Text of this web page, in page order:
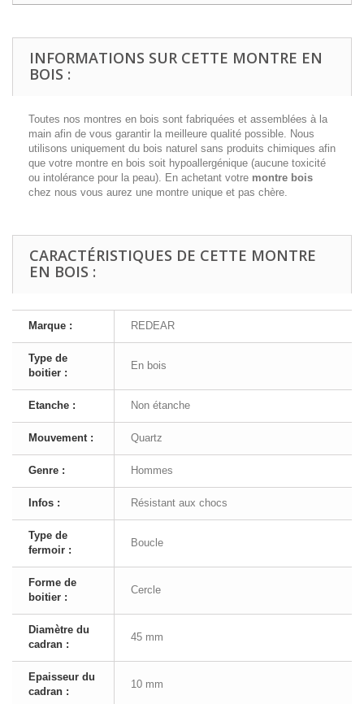
INFORMATIONS SUR CETTE MONTRE EN
BOIS :
Toutes nos montres en bois sont fabriquées et assemblées à la
main afin de vous garantir la meilleure qualité possible. Nous
utilisons uniquement du bois naturel sans produits chimiques afin
que votre montre en bois soit hypoallergénique (aucune toxicité
ou intolérance pour la peau). En achetant votre montre bois
chez nous vous aurez une montre unique et pas chère.
CARACTÉRISTIQUES DE CETTE MONTRE
EN BOIS :
Marque : REDEAR
Type de
boitier :
En bois
Etanche : Non étanche
Mouvement : Quartz
Genre : Hommes
Infos : Résistant aux chocs
Type de
fermoir :
Boucle
Forme de
boitier :
Cercle
Diamètre du
cadran :
45 mm
Epaisseur du
cadran :
10 mm